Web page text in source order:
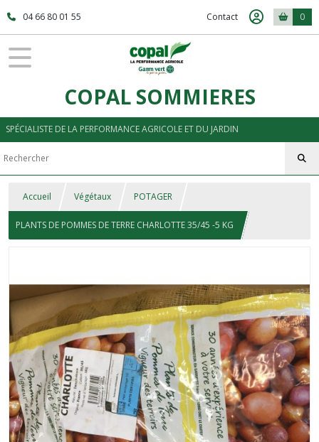
04 66 80 01 55 Contact 0
COPAL SOMMIERES
SPÉCIALISTE DE LA PERFORMANCE AGRICOLE ET DU JARDIN
Accueil Végétaux POTAGER
PLANTS DE POMMES DE TERRE CHARLOTTE 35/45 -5 KG